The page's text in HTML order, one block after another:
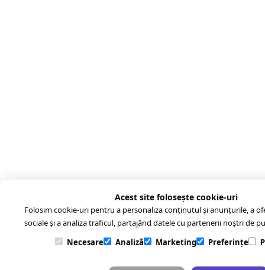
Acest site folosește cookie-uri
Folosim cookie-uri pentru a personaliza conținutul și anunțurile, a
sociale și a analiza traficul, partajând datele cu partenerii noștri de
Necesare
Analiză Marketing Preferințe